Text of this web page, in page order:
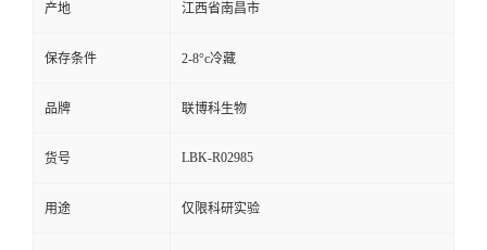
产地 江西省南昌市
保存条件 2-8°c冷藏
品牌 联博科生物
货号 LBK-R02985
用途 仅限科研实验